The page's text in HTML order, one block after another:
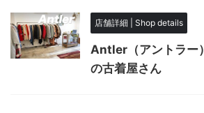
店舗詳細 | Shop details
Antler（アントラー
の古着屋さん